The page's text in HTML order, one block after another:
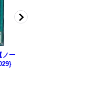
ノー